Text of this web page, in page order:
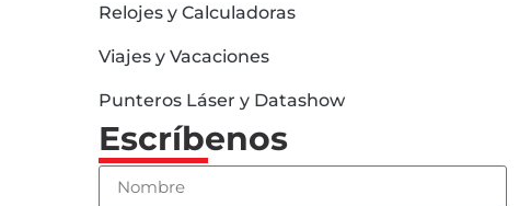
Relojes y Calculadoras
Viajes y Vacaciones
Punteros Láser y Datashow
Escríbenos